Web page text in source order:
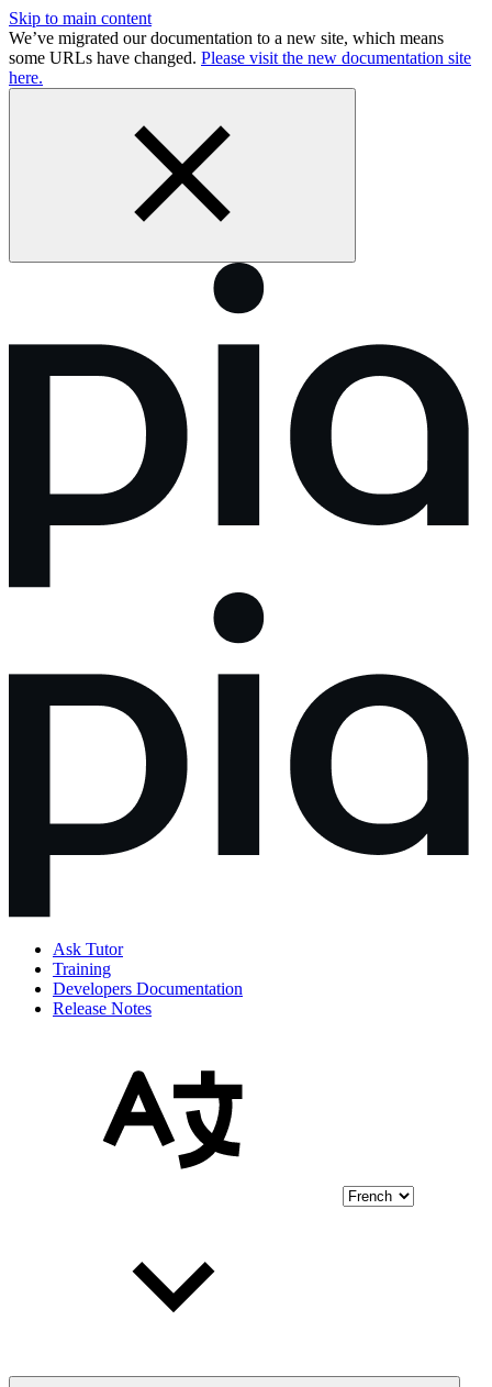
Skip to main content
We’ve migrated our documentation to a new site, which means
some URLs have changed. Please visit the new documentation site
here.
Ask Tutor
Training
Developers Documentation
Release Notes